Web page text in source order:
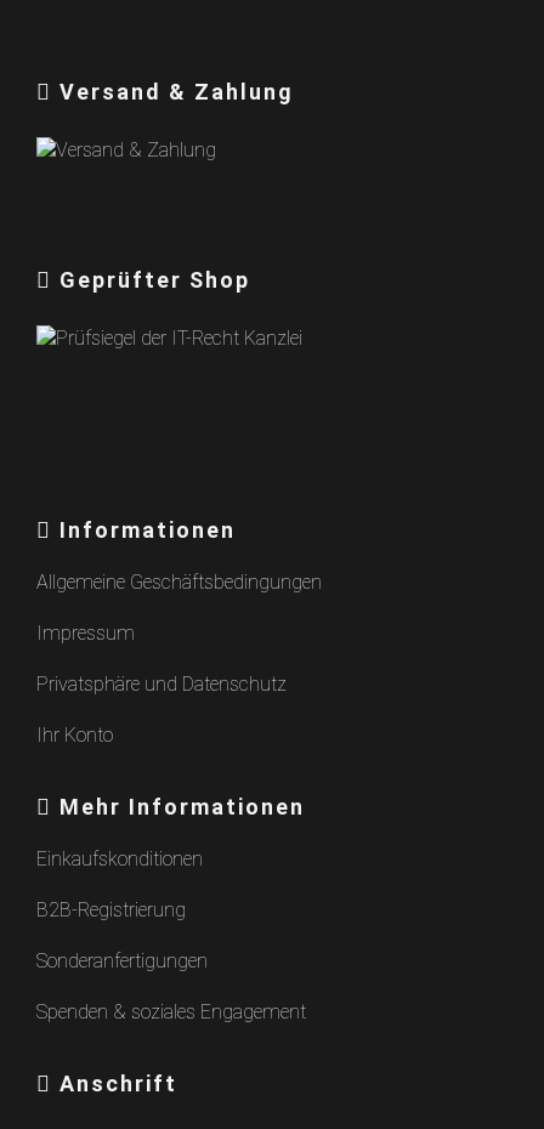
Versand & Zahlung
Geprüfter Shop
Informationen
Allgemeine Geschäftsbedingungen
Impressum
Privatsphäre und Datenschutz
Ihr Konto
Mehr Informationen
Einkaufskonditionen
B2B-Registrierung
Sonderanfertigungen
Spenden & soziales Engagement
Anschrift